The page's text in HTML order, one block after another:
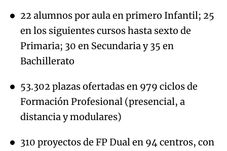
22 alumnos por aula en primero Infantil; 25
en los siguientes cursos hasta sexto de
Primaria; 30 en Secundaria y 35 en
Bachillerato
53.302 plazas ofertadas en 979 ciclos de
Formación Profesional (presencial, a
distancia y modulares)
310 proyectos de FP Dual en 94 centros, con